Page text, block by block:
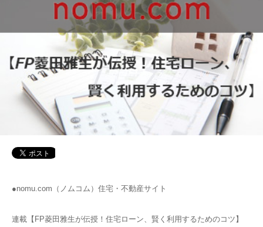
●nomu.com（ノムコム）住宅・不動産サイト
連載【FP菱田雅生が伝授！住宅ローン、賢く利用するためのコツ】